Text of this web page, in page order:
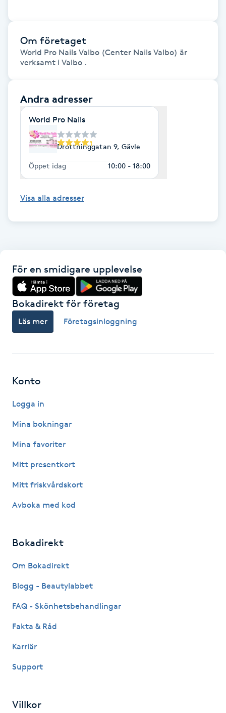
Hårborttagning
Hårbottenbehandling
Hårförlängning
Hårvård
Hälsprickor
Idrottsmassage
IPL hårborttagning
IR-massage
K18
Kemisk peeling
Keratinbehandling
Kinesiologi
Klangmassage
Klippning & Slingor
Klippning ungdom
Koppningsmassage
Om företaget
World Pro Nails Valbo (Center Nails Valbo) är
verksamt i Valbo .
Andra adresser
World Pro Nails
Drottninggatan 9, Gävle
Öppet idag 10:00 - 18:00
Visa alla adresser
För en smidigare upplevelse
Bokadirekt för företag
Läs mer Företagsinloggning
Konto
Logga in
Mina bokningar
Mina favoriter
Mitt presentkort
Mitt friskvårdskort
Avboka med kod
Bokadirekt
Om Bokadirekt
Blogg - Beautylabbet
FAQ - Skönhetsbehandlingar
Fakta & Råd
Karriär
Support
Villkor